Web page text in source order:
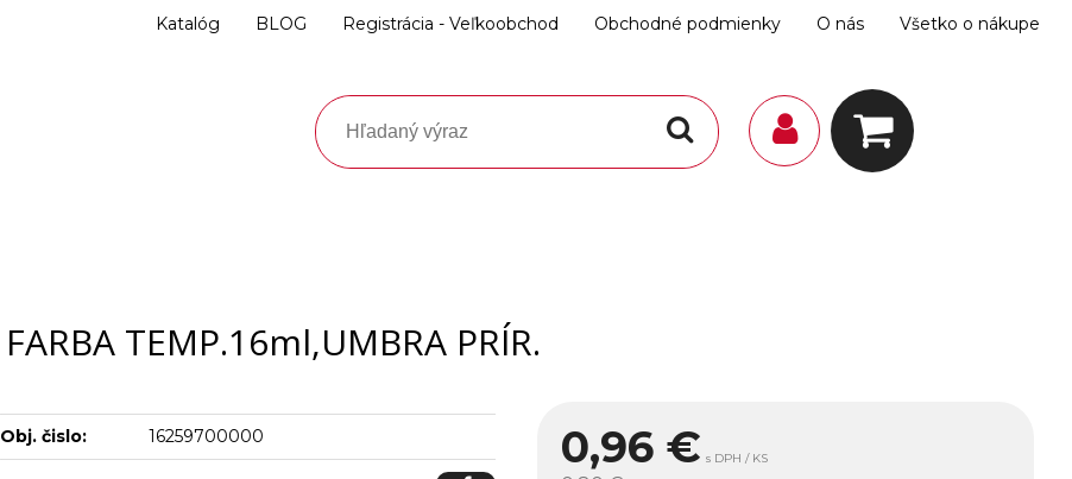
Katalóg BLOG Registrácia - Veľkoobchod Obchodné podmienky O nás Všetko o nákupe
FARBA TEMP.16ml,UMBRA PRÍR.
0,96 € s DPH / KS
Obj. čislo: 16259700000